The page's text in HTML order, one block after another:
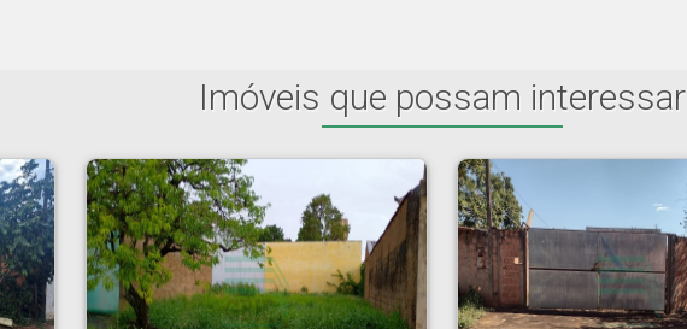
Imóveis que possam interessar